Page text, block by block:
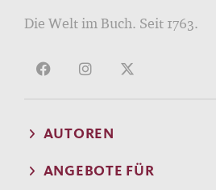
Die Welt im Buch. Seit 1763.
AUTOREN
ANGEBOTE FÜR